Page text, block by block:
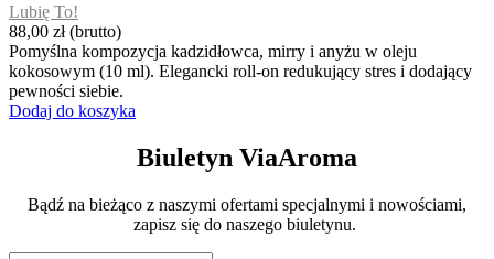
Lubię To!
88,00 zł (brutto)
Pomyślna kompozycja kadzidłowca, mirry i anyżu w oleju
kokosowym (10 ml). Elegancki roll-on redukujący stres i dodający
pewności siebie.
Dodaj do koszyka
Biuletyn ViaAroma
Bądź na bieżąco z naszymi ofertami specjalnymi i nowościami,
zapisz się do naszego biuletynu.